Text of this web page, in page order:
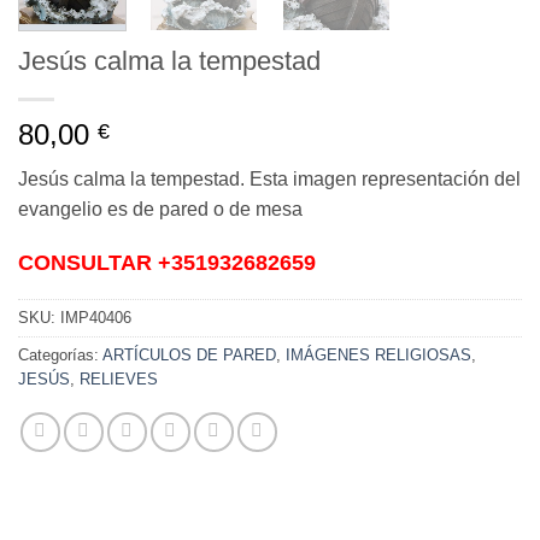
Jesús calma la tempestad
80,00 €
Jesús calma la tempestad. Esta imagen representación del
evangelio es de pared o de mesa
CONSULTAR +351932682659
SKU: IMP40406
Categorías: ARTÍCULOS DE PARED IMÁGENES RELIGIOSAS
JESÚS
RELIEVES